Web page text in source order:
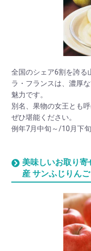
全国のシェア6割を誇る
ラ・フランスは、濃厚
魅力です。
別名、果物の女王とも
ぜひ堪能ください。
例年7月中旬～/10月下
美味しいお取り
産 サンふじりんご